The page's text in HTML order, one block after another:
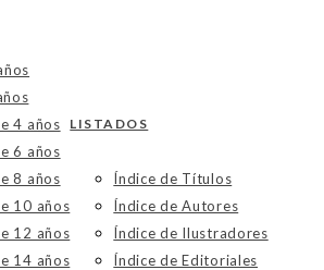
4 años
6 años
8 años
10 años
12 años
14 años
LISTADOS
Índice de Títulos
Índice de Autores
Índice de Ilustradores
Índice de Editoriales